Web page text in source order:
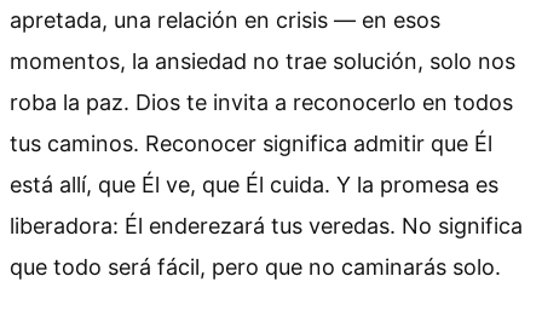
apretada, una relación en crisis — en esos
momentos, la ansiedad no trae solución, solo nos
roba la paz. Dios te invita a reconocerlo en todos
tus caminos. Reconocer significa admitir que Él
está allí, que Él ve, que Él cuida. Y la promesa es
liberadora: Él enderezará tus veredas. No significa
que todo será fácil, pero que no caminarás solo.